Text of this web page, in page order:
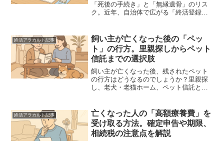
「死後の手続き」と「無縁遺骨」のリス
ク。近年、自治体で広がる「終活登録」
今すぐ始めるべき準備のチェックリスト
も紹介します。
終活アラカルト記事
飼い主が亡くなった後の「ペッ
ト」の行方。里親探しからペット
信託までの選択肢
飼い主が亡くなった後、残されたペット
の行方はどうなるのでしょうか？里親探
し、老犬・老猫ホーム、ペット信託とい
りやすく解説します。愛する家族のため
に今できる準備を確認しましょう。
終活アラカルト記事
亡くなった人の「高額療養費」を
受け取る方法。確定申告や期限、
相続税の注意点を解説